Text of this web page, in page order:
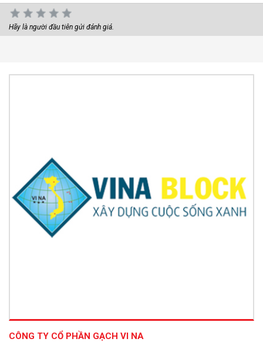
Hãy là người đầu tiên gửi đánh giá.
CÔNG TY CỔ PHẦN GẠCH VI NA